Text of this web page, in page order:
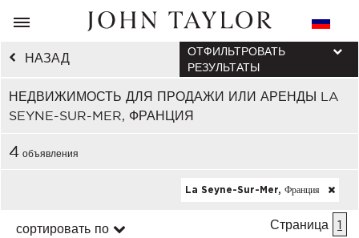
НАЗАД
НЕДВИЖИМОСТЬ ДЛЯ ПРОДАЖИ ИЛИ АРЕНДЫ LA
SEYNE-SUR-MER, ФРАНЦИЯ
ОТФИЛЬТРОВАТЬ
РЕЗУЛЬТАТЫ
4 объявления
La Seyne-Sur-Mer, Франция
сортировать по Страница 1